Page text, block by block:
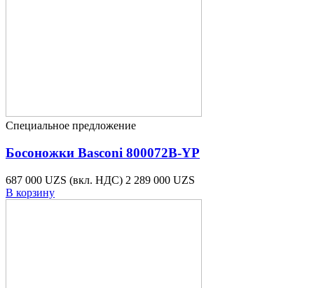
Специальное предложение
Босоножки Basconi 800072B-YP
687 000 UZS (вкл. НДС) 2 289 000 UZS
В корзину